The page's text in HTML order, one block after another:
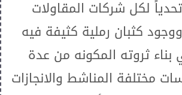
لكل شركات المقاولات
كثبان رملية كثيفة فيه
ثروته المكونه من عدة
مختلفة المناشط والانجازات